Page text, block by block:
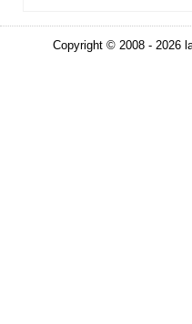
Copyright © 2008 - 2026